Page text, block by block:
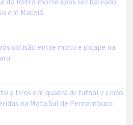
em Maceió
colisão entre moto e picape na
a tiros em quadra de futsal e cinco
na Mata Sul de Pernambuco